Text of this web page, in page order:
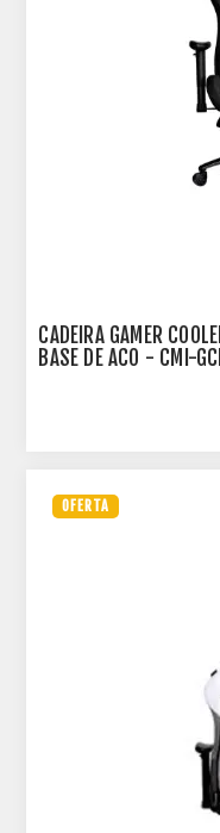
CADEIRA GAMER
BASE DE ACO - CMI-
OFERTA